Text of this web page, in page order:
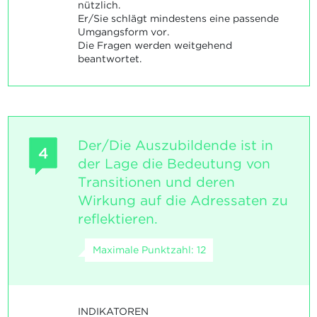
nützlich.
Er/Sie schlägt mindestens eine passende
Umgangsform vor.
Die Fragen werden weitgehend
beantwortet.
4
Der/Die Auszubildende ist in
der Lage die Bedeutung von
Transitionen und deren
Wirkung auf die Adressaten zu
reflektieren.
Maximale Punktzahl: 12
INDIKATOREN